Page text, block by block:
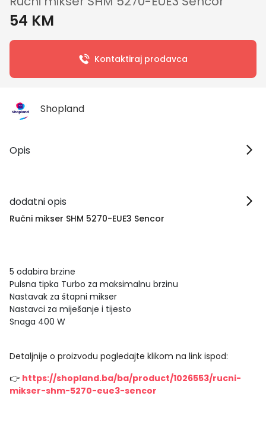
54 KM
Kontaktiraj prodavca
Shopland
Opis
dodatni opis
Ručni mikser SHM 5270-EUE3 Sencor
5 odabira brzine
Pulsna tipka Turbo za maksimalnu brzinu
Nastavak za štapni mikser
Nastavci za miješanje i tijesto
Snaga 400 W
Detaljnije o proizvodu pogledajte klikom na link ispod:
👉 https://shopland.ba/ba/product/1026553/rucni-
mikser-shm-5270-eue3-sencor